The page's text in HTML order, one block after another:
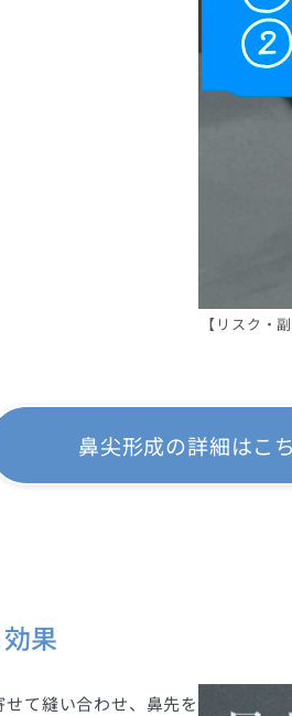
【リスク・
鼻尖形成の詳細はこ
果
て縫い合わせ、鼻先を